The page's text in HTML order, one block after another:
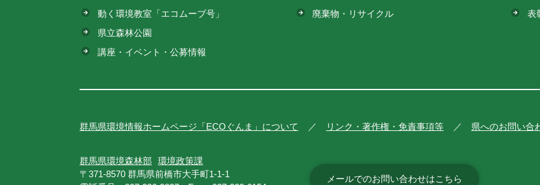
動く環境教室「エコムーブ号」
県立森林公園
講座・イベント・公募情報
廃棄物・リサイクル
表
群馬県環境情報ホームページ「ECOぐんま」について リンク・著作権・免責事項等 県へのお問い合
群馬県環境森林部
環境政策課
〒371-8570 群馬県前橋市大手町1-1-1
メールでのお問い合わせはこちら